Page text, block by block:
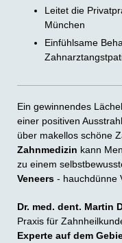
Leitet die
München
Einfühlsame
Ein gewinnendes
einer positiven
über makellos schöne
Zahnmedizin kann
zu einem
Veneers - hauchdünne
Dr. med. dent. Martin
Praxis für
Experte auf dem